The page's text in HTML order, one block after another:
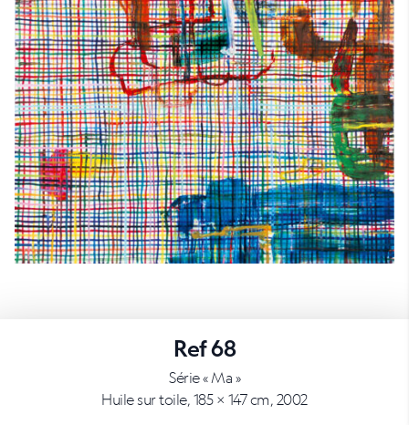
Ref 68
Série « Ma »
Huile sur toile, 185 × 147 cm, 2002